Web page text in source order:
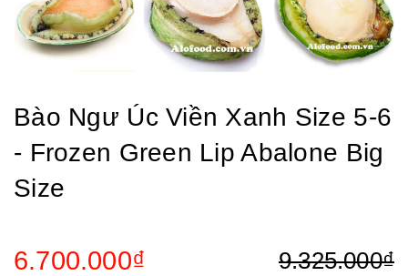
Bào Ngư Úc Viền Xanh Size 5-6
- Frozen Green Lip Abalone Big
Size
6.700.000₫ 9.325.000₫